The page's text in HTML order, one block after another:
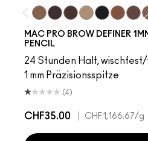
MAC PRO BROW DEFINER
PENCIL
24 Stunden Halt,
1 mm Präzisionsspitze
(4)
CHF35.00 CHF1,166.67/g